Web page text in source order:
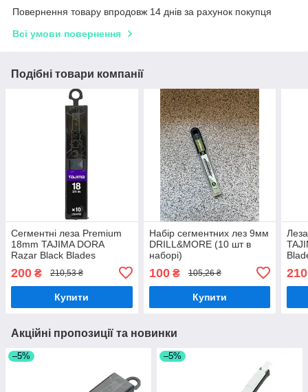
Повернення товару впродовж 14 днів за рахунок покупця
Всі умови повернення
Подібні товари компанії
Сегментні леза Premium
18mm TAJIMA DORA
Razar Black Blades
200 ₴ 210,53 ₴
Купити
Набір сегментних лез 9мм
DRILL&MORE (10 шт в
наборі)
100₴ 105,26 ₴
Купити
210
Акційні пропозиції та новинки
–5% –5%